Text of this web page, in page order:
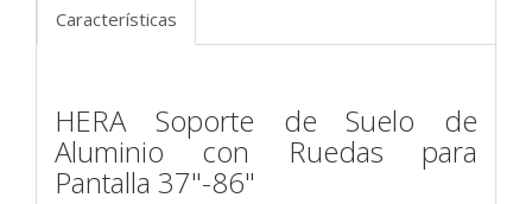
Características
HERA Soporte de Suelo de
Aluminio con Ruedas para
Pantalla 37"-86"